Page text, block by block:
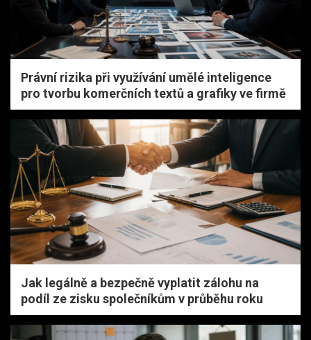
Právní rizika při využívání umělé inteligence
pro tvorbu komerčních textů a grafiky ve firmě
Jak legálně a bezpečně vyplatit zálohu na
podíl ze zisku společníkům v průběhu roku